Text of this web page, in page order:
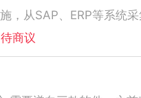
待商议